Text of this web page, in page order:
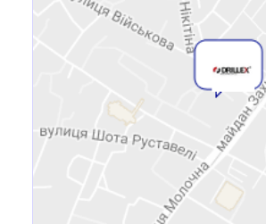
Посилання для мобільних